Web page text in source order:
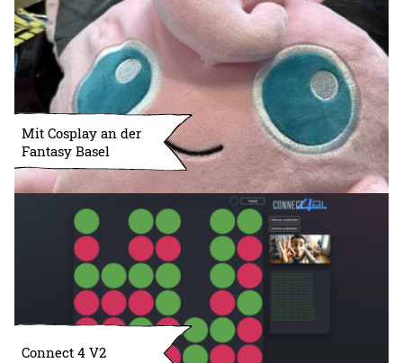
Mit Cosplay an der
Fantasy Basel
Connect 4 V2